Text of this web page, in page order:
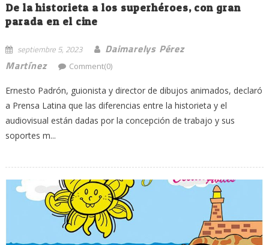
De la historieta a los superhéroes, con gran
parada en el cine
septiembre 5, 2023
Daimarelys Pérez
Martínez
Comment(0)
Ernesto Padrón, guionista y director de dibujos animados, declaró
a Prensa Latina que las diferencias entre la historieta y el
audiovisual están dadas por la concepción de trabajo y sus
soportes m...